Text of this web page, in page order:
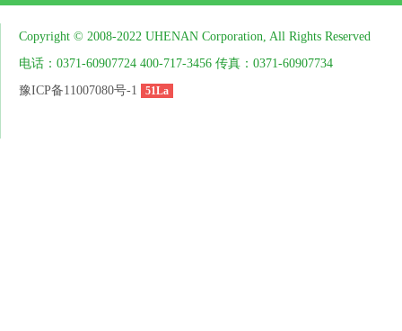
Copyright © 2008-2022 UHENAN Corporation, All Rights Reserved
电话：0371-60907724 400-717-3456 传真：0371-60907734
豫ICP备11007080号-1
51La